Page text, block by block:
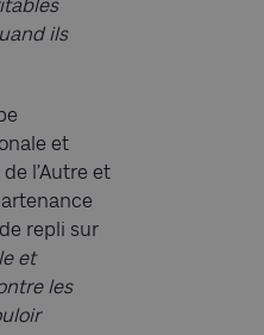
ils
et
l’Autre et
repli sur
et
les